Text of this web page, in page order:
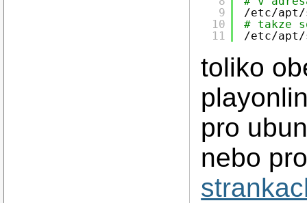
9
10
11
/etc/apt/
# takze
/etc/apt/
toliko
pro
nebo